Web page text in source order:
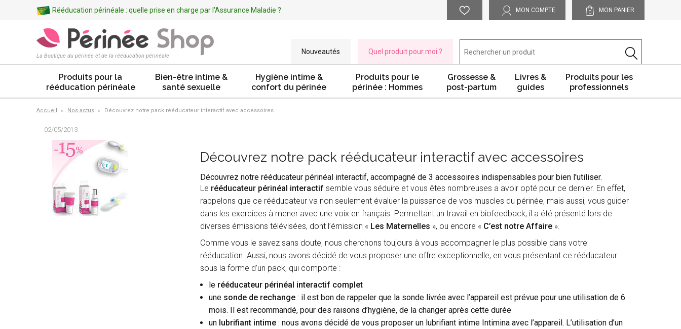
Rééducation périnéale : quelle prise en charge par l'Assurance Maladie ? MON COMPTE 0 MON PANIER
La Boutique du périnée et de la rééducation périnéale
Nouveautés Quel produit pour moi ?
Produits pour la
rééducation périnéale
Bien-être intime &
santé sexuelle
Hygiène intime &
confort du périnée
Produits pour le
périnée : Hommes
Grossesse &
post-partum
Livres &
guides
Produits pour les
professionnels
Accueil Nos actus Découvrez notre pack rééducateur interactif avec accessoires
02/05/2013
Découvrez notre pack rééducateur interactif avec accessoires
Découvrez notre rééducateur périnéal interactif, accompagné de 3 accessoires indispensables pour bien l'utiliser.
Le rééducateur périnéal interactif semble vous séduire et vous êtes nombreuses a avoir opté pour ce dernier. En effet,
rappelons que ce rééducateur va non seulement évaluer la puissance de vos muscles du périnée, mais aussi, vous guider
dans les exercices à mener avec une voix en français. Permettant un travail en biofeedback, il a été présenté lors de
diverses émissions télévisées, dont l’émission « Les Maternelles », ou encore « C’est notre Affaire».
Comme vous le savez sans doute, nous cherchons toujours à vous accompagner le plus possible dans votre
rééducation. Aussi, nous avons décidé de vous proposer une offre exceptionnelle, en vous présentant ce rééducateur
sous la forme d’un pack, qui comporte :
le rééducateur périnéal interactif complet
une sonde de rechange : il est bon de rappeler que la sonde livrée avec l’appareil est prévue pour une utilisation de 6
mois. Il est recommandé, pour des raisons d’hygiène, de la changer après cette durée
un lubrifiant intime : nous avons décidé de vous proposer un lubrifiant intime Intimina avec l’appareil. L’utilisation d’un